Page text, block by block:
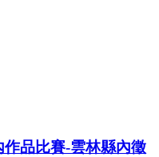
品比賽-雲林縣內徵